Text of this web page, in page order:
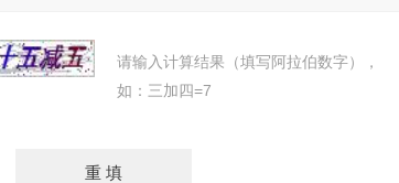
请输入计算结果（填写阿拉伯数字），
如：三加四=7